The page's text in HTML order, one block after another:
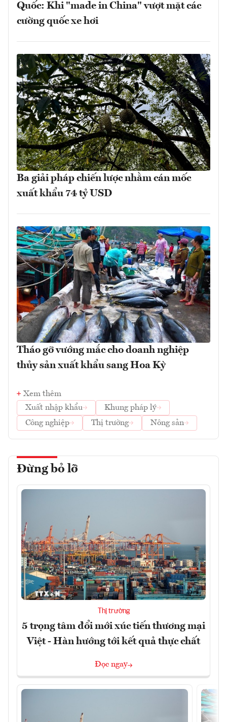
Quốc: Khi "made in China" vượt mặt các
cường quốc xe hơi
Ba giải pháp chiến lược nhằm cán mốc
xuất khẩu 74 tỷ USD
Tháo gỡ vướng mắc cho doanh nghiệp
thủy sản xuất khẩu sang Hoa Kỳ
Xem thêm
Xuất nhập khẩu
Khung pháp lý
Công nghiệp
Thị trường Nông sản
Đừng bỏ lỡ
Thị trường
5 trọng tâm đổi mới xúc tiến thương mại
Việt - Hàn hướng tới kết quả thực chất
Đọc ngay